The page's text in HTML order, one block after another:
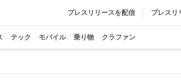
プレスリリースを配信 プレスリ
テック モバイル 乗り物 クラファン